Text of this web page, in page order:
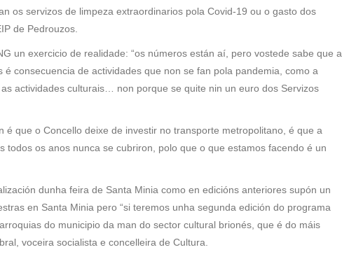
os servizos de limpeza extraordinarios pola Covid-19 ou o gasto dos
de Pedrouzos.
un exercicio de realidade: “os números están aí, pero vostede sabe que a
consecuencia de actividades que non se fan pola pandemia, como a
actividades culturais… non porque se quite nin un euro dos Servizos
que o Concello deixe de investir no transporte metropolitano, é que a
os anos nunca se cubriron, polo que o que estamos facendo é un
dunha feira de Santa Minia como en edicións anteriores supón un
en Santa Minia pero “si teremos unha segunda edición do programa
do municipio da man do sector cultural brionés, que é do máis
voceira socialista e concelleira de Cultura.